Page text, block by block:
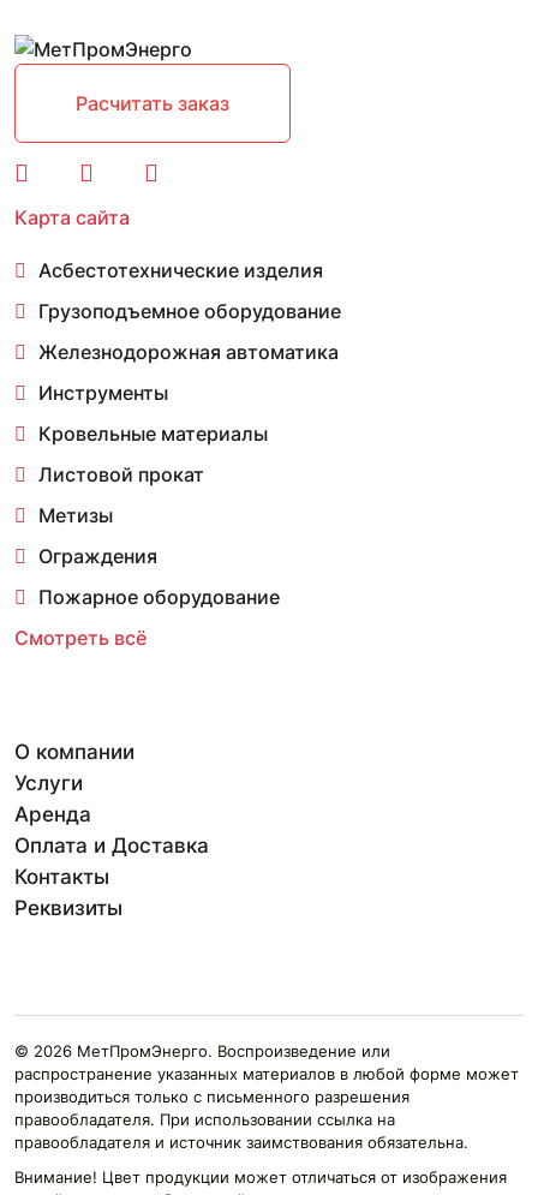
Расчитать заказ
Карта сайта
Асбестотехнические изделия
Грузоподъемное оборудование
Железнодорожная автоматика
Инструменты
Кровельные материалы
Листовой прокат
Метизы
Ограждения
Пожарное оборудование
Смотреть всё
О компании
Услуги
Аренда
Оплата и Доставка
Контакты
Реквизиты
© 2026 МетПромЭнерго. Воспроизведение или
распространение указанных материалов в любой форме может
производиться только с письменного разрешения
правообладателя. При использовании ссылка на
правообладателя и источник заимствования обязательна.
Внимание! Цвет продукции может отличаться от изображения